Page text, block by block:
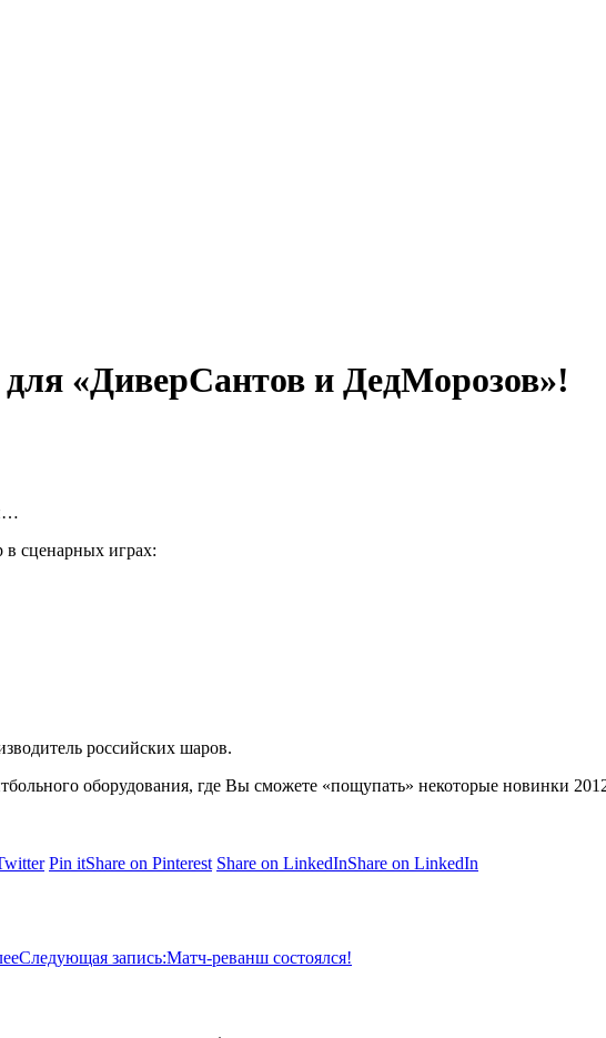
«ДиверСантов и ДедМорозов»!
сценарных играх:
российских шаров.
оборудования, где Вы сможете «пощупать» некоторые новинки
Pin itShare on Pinterest Share on LinkedInShare on LinkedIn
Следующая запись:Матч-реванш состоялся!